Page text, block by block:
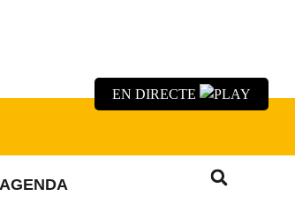
EN DIRECTE
AGENDA